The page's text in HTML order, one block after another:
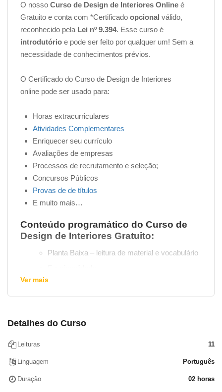
O nosso Curso de Design de Interiores Online é
Gratuito e conta com *Certificado opcional válido,
reconhecido pela Lei nº 9.394. Esse curso é
introdutório e pode ser feito por qualquer um! Sem a
necessidade de conhecimentos prévios.
O Certificado do Curso de Design de Interiores
online pode ser usado para:
Horas extracurriculares
Atividades Complementares
Enriquecer seu currículo
Avaliações de empresas
Processos de recrutamento e seleção;
Concursos Públicos
Provas de de títulos
E muito mais…
Conteúdo programático do Curso de
Design de Interiores Gratuito:
Planta Baixa – leitura de material e vocabulário
Conforto ambiental – conceito de conforto e
como aplicar nos seus espaços
Revestimentos – tipos, estilos e onde aplicar
Pedras – como aplicar granitos, mármores e
Ver mais
Detalhes do Curso
Leituras 11
Linguagem Português
Duração 02 horas